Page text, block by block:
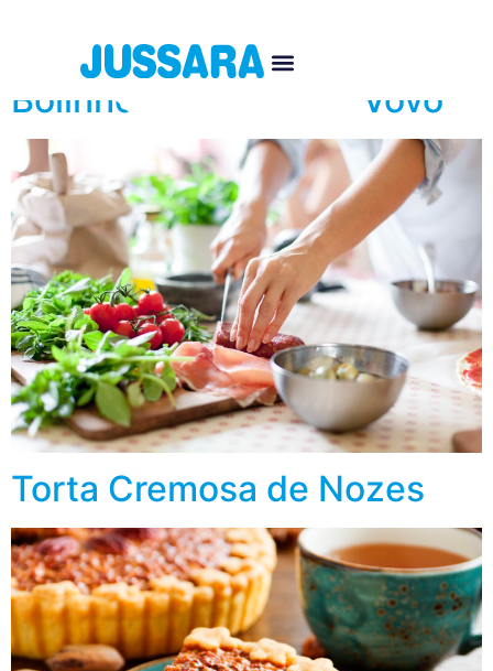
Autor:tiberio
Bolinho de Chuva da Vovó
Torta Cremosa de Nozes